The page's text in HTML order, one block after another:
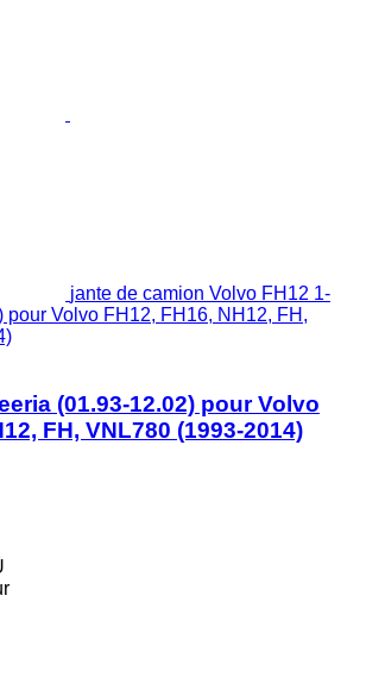
jante de camion Volvo FH12 1-
pour Volvo FH12, FH16, NH12, FH,
(01.93-12.02) pour Volvo
FH, VNL780 (1993-2014)